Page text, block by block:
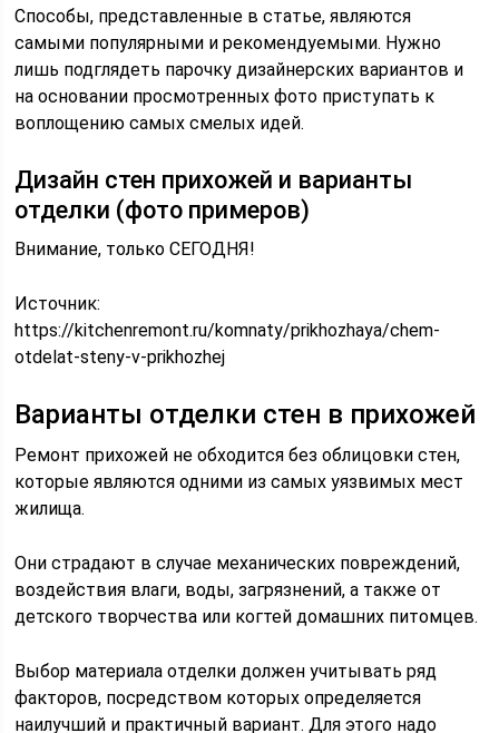
Способы, представленные в статье, являются
самыми популярными и рекомендуемыми. Нужно
лишь подглядеть парочку дизайнерских вариантов и
на основании просмотренных фото приступать к
воплощению самых смелых идей.
Дизайн стен прихожей и варианты
отделки (фото примеров)
Внимание, только СЕГОДНЯ!
Источник:
https://kitchenremont.ru/komnaty/prikhozhaya/chem-
otdelat-steny-v-prikhozhej
Варианты отделки стен в прихожей
Ремонт прихожей не обходится без облицовки стен,
которые являются одними из самых уязвимых мест
жилища.
Они страдают в случае механических повреждений,
воздействия влаги, воды, загрязнений, а также от
детского творчества или когтей домашних питомцев.
Выбор материала отделки должен учитывать ряд
факторов, посредством которых определяется
наилучший и практичный вариант. Для этого надо